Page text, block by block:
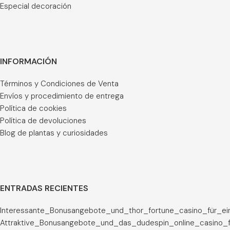
Especial decoración
INFORMACIÓN
Términos y Condiciones de Venta
Envíos y procedimiento de entrega
Política de cookies
Política de devoluciones
Blog de plantas y curiosidades
ENTRADAS RECIENTES